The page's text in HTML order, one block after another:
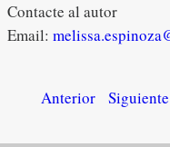
Contacte al autor
Email:
Anterior Siguiente